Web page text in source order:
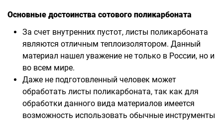
Основные достоинства сотового поликарбоната
За счет внутренних пустот, листы поликарбоната
являются отличным теплоизолятором. Данный
материал нашел уважение не только в России, но и
во всем мире.
Даже не подготовленный человек может
обработать листы поликарбоната, так как для
обработки данного вида материалов имеется
возможность использовать обычные инструменты